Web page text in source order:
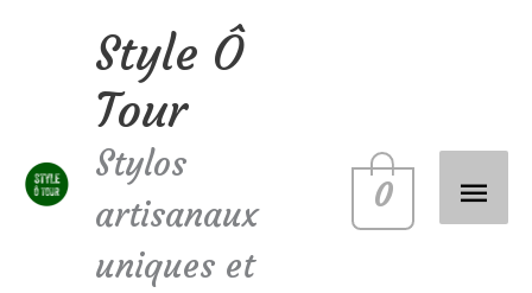
Style Ô
Tour
Stylos
artisanaux
uniques et
0